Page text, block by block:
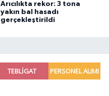
Arıcılıkta rekor: 3 tona
yakın bal hasadı
gerçekleştirildi